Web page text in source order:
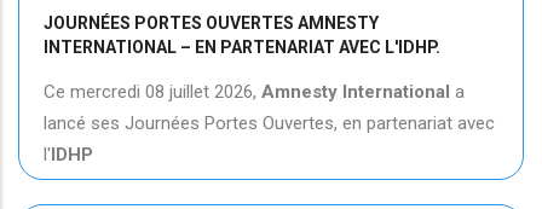
JOURNÉES PORTES OUVERTES AMNESTY
INTERNATIONAL – EN PARTENARIAT AVEC L'IDHP.
Ce mercredi 08 juillet 2026, Amnesty International a
lancé ses Journées Portes Ouvertes, en partenariat avec
l'IDHP